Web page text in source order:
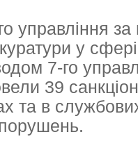
управління
у
7-го
39
та в